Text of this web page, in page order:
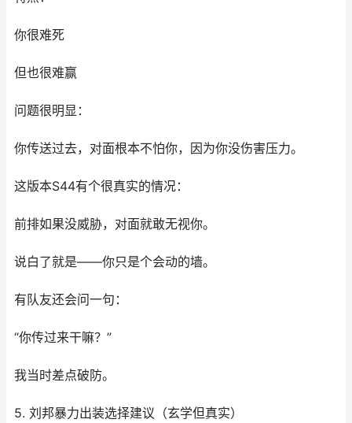
你很难死
但也很难赢
问题很明显：
你传送过去，对面根本不怕你，因为你没伤害压力。
这版本S44有个很真实的情况：
前排如果没威胁，对面就敢无视你。
说白了就是——你只是个会动的墙。
有队友还会问一句：
“你传过来干嘛？”
我当时差点破防。
5. 刘邦暴力出装选择建议（玄学但真实）